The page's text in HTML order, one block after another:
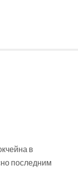
в
последним